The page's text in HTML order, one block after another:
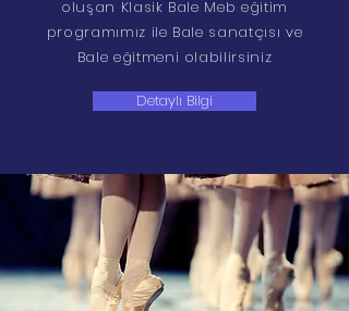
oluşan Klasik Bale Meb eğitim
programımız ile Bale sanatçısı ve
Bale eğitmeni olabilirsiniz
Detaylı Bilgi